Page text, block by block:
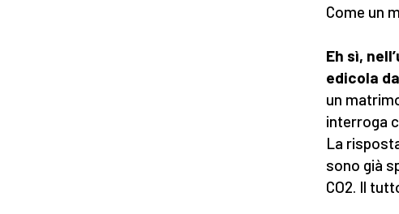
Come un
Eh sì,
edicola
un
interroga
La
sono già
CO2. Il